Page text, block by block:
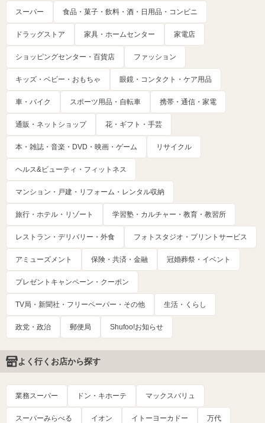
スーパー 食品・菓子・飲料・酒・日用品・コンビニ
ドラッグストア 家具・ホームセンター 家電店
ショッピングセンター・百貨店 ファッション
キッズ・ベビー・おもちゃ 眼鏡・コンタクト・ケア用品
車・バイク スポーツ用品・自転車 携帯・通信・家電
通販・ネットショップ 花・ギフト・手芸
本・雑誌・音楽・DVD・映画・ゲーム リサイクル
ヘルス&ビューティ・フィットネス
マンション・戸建・リフォーム・レンタル収納
旅行・ホテル・リゾート 学習塾・カルチャー・教育・教習所
レストラン・デリバリー・外食 フォトスタジオ・プリントサービス
アミューズメント 保険・共済・金融 冠婚葬祭・イベント
プレゼントキャンペーン・クーポン
TV局・新聞社・フリーペーパー・その他 生活・くらし
政党・政治 郵便局 Shufoo!お知らせ
よく行くお店から探す
業務スーパー ドン・キホーテ マックスバリュ
スーパーみらべる イオン イトーヨーカドー 万代